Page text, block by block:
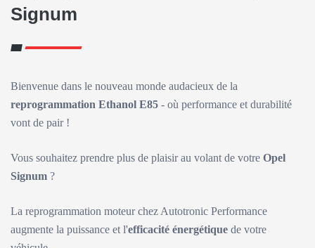
Signum
Bienvenue dans le nouveau monde audacieux de la
reprogrammation Ethanol E85 - où performance et durabilité
vont de pair !
Vous souhaitez prendre plus de plaisir au volant de votre Opel
Signum ?
La reprogrammation moteur chez Autotronic Performance
augmente la puissance et l'efficacité énergétique de votre